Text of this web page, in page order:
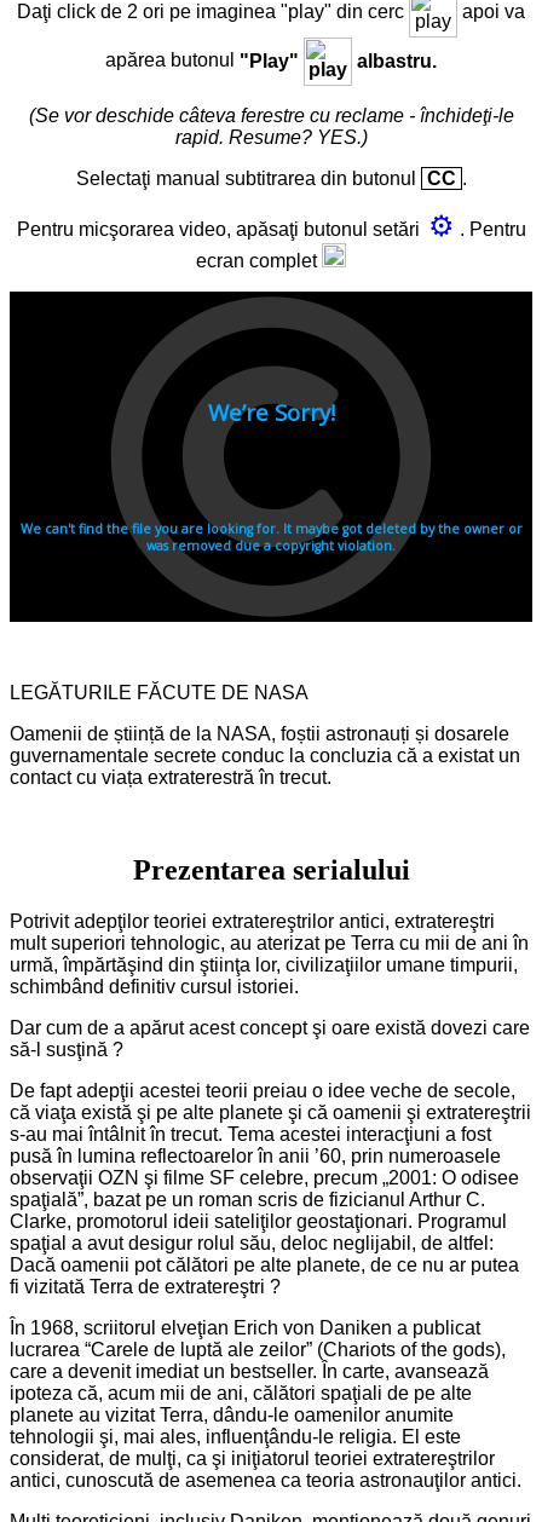
Daţi click de 2 ori pe imaginea "play" din cerc apoi va
apărea butonul "Play" albastru.
(Se vor deschide câteva ferestre cu reclame - închideţi-le
rapid. Resume? YES.)
Selectaţi manual subtitrarea din butonul
CC .
Pentru micşorarea video, apăsaţi butonul setări ⚙ . Pentru
ecran complet
LEGĂTURILE FĂCUTE DE NASA
Oamenii de știință de la NASA, foștii astronauți și dosarele
guvernamentale secrete conduc la concluzia că a existat un
contact cu viața extraterestră în trecut.
Prezentarea serialului
Potrivit adepţilor teoriei extratereştrilor antici, extratereştri
mult superiori tehnologic, au aterizat pe Terra cu mii de ani în
urmă, împărtăşind din ştiinţa lor, civilizaţiilor umane timpurii,
schimbând definitiv cursul istoriei.
Dar cum de a apărut acest concept şi oare există dovezi care
să-l susţină ?
De fapt adepţii acestei teorii preiau o idee veche de secole,
că viaţa există şi pe alte planete şi că oamenii şi extratereştrii
s-au mai întâlnit în trecut. Tema acestei interacţiuni a fost
pusă în lumina reflectoarelor în anii ’60, prin numeroasele
observaţii OZN şi filme SF celebre, precum „2001: O odisee
spaţială”, bazat pe un roman scris de fizicianul Arthur C.
Clarke, promotorul ideii sateliţilor geostaţionari. Programul
spaţial a avut desigur rolul său, deloc neglijabil, de altfel:
Dacă oamenii pot călători pe alte planete, de ce nu ar putea
fi vizitată Terra de extratereştri ?
În 1968, scriitorul elveţian Erich von Daniken a publicat
lucrarea “Carele de luptă ale zeilor” (Chariots of the gods),
care a devenit imediat un bestseller. În carte, avansează
ipoteza că, acum mii de ani, călători spaţiali de pe alte
planete au vizitat Terra, dându-le oamenilor anumite
tehnologii şi, mai ales, influenţându-le religia. El este
considerat, de mulţi, ca şi iniţiatorul teoriei extratereştrilor
antici, cunoscută de asemenea ca teoria astronauţilor antici.